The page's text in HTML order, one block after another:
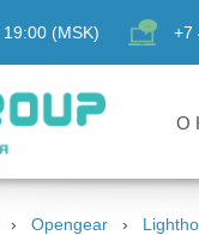
19:00 (MSK) +7
О
Opengear